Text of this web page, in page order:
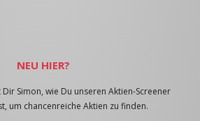
NEU HIER?
Simon, wie Du unseren Aktien-Screener
um chancenreiche Aktien zu finden.